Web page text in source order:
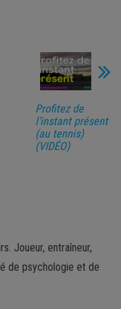
Profitez de
l’instant présent
(au tennis)
(VIDÉO)
Joueur, entraîneur,
de psychologie et de